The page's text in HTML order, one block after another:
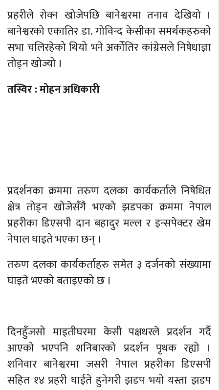
प्रहरीले रोक्न खोजेपछि बानेश्वरमा तनाव देखियो ।
बानेश्वरको एकातिर डा. गोविन्द केसीका समर्थकहरुको
सभा चलिरहेको थियो भने अर्कोतिर कांग्रेसले निषेधाज्ञा
तोड्न खोज्यो ।
तस्विर : मोहन अधिकारी
प्रदर्शनका क्रममा तरुण दलका कार्यकर्ताले निषेधित
क्षेत्र तोड्न खोजेसँगै भएको झडपका क्रममा नेपाल
प्रहरीका डिएसपी दान बहादुर मल्ल र इन्सपेक्टर खेम
नेपाल घाइते भएका छन् ।
तरुण दलका कार्यकर्ताहरु समेत ३ दर्जनको संख्यामा
घाइते भएको बताइएको छ ।
दिनहुँजसो माइतीघरमा केसी पक्षधरले प्रदर्शन गर्दै
आएको भएपनि शनिबारको प्रदर्शन पृथक रह्यो ।
शनिवार बानेश्वरमा जसरी नेपाल प्रहरीका डिएसपी
सहित १४ प्रहरी घाईते हुनेगरी झडप भयो यस्ता झडप